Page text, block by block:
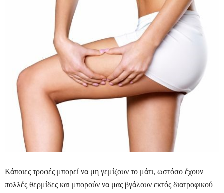
Κάποιες τροφές μπορεί να μη γεμίζουν το μάτι, ωστόσο έχουν
πολλές θερμίδες και μπορούν να μας βγάλουν εκτός διατροφικού